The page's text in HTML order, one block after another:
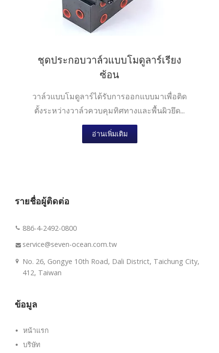
ชุดประกอบวาล์วแบบโมดูลาร์เรียง
ซ้อน
วาล์วแบบโมดูลาร์ได้รับการออกแบบมาเพื่อติด
ตั้งระหว่างวาล์วควบคุมทิศทางและพื้นผิวยึด...
อ่านเพิ่มเติม
รายชื่อผู้ติดต่อ
886-4-2492-0800
service@seven-ocean.com.tw
No. 26, Gongye 10th Road, Dali District, Taichung City,
412, Taiwan
ข้อมูล
หน้าแรก
บริษัท